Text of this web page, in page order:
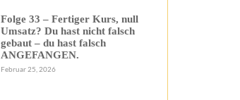
Folge 33 – Fertiger Kurs, null
Umsatz? Du hast nicht falsch
gebaut – du hast falsch
ANGEFANGEN.
Februar 25, 2026